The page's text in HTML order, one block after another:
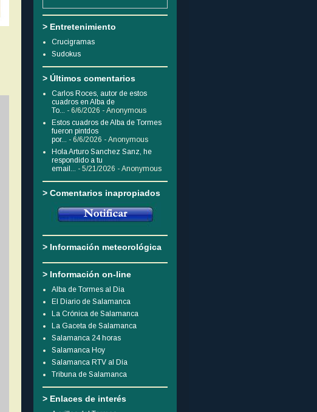
> Entretenimiento
Crucigramas
Sudokus
> Últimos comentarios
Carlos Roces, autor de estos
cuadros en Alba de
To... - 6/6/2026 - Anonymous
Estos cuadros de Alba de Tormes
fueron pintdos
por... - 6/6/2026 - Anonymous
Hola Arturo Sanchez Sanz, he
respondido a tu
email... - 5/21/2026 - Anonymous
> Comentarios inapropiados
> Información meteorológica
> Información on-line
Alba de Tormes al Dia
El Diario de Salamanca
La Crónica de Salamanca
La Gaceta de Salamanca
Salamanca 24 horas
Salamanca Hoy
Salamanca RTV al Día
Tribuna de Salamanca
> Enlaces de interés